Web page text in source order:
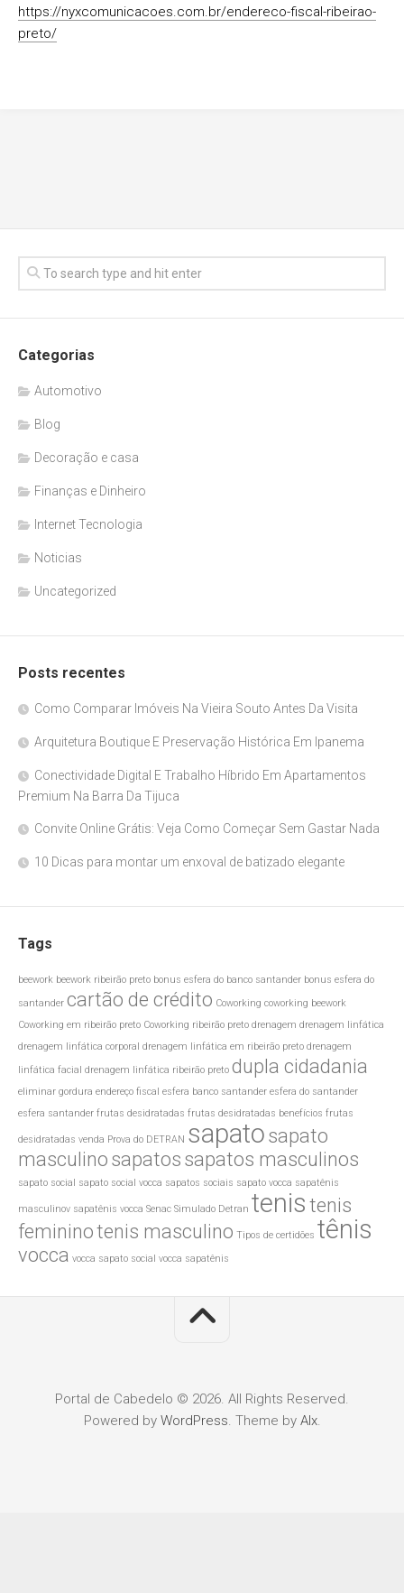
https://nyxcomunicacoes.com.br/endereco-fiscal-ribeirao-
preto/
Categorias
Automotivo
Blog
Decoração e casa
Finanças e Dinheiro
Internet Tecnologia
Noticias
Uncategorized
Posts recentes
Como Comparar Imóveis Na Vieira Souto Antes Da Visita
Arquitetura Boutique E Preservação Histórica Em Ipanema
Conectividade Digital E Trabalho Híbrido Em Apartamentos
Premium Na Barra Da Tijuca
Convite Online Grátis: Veja Como Começar Sem Gastar Nada
10 Dicas para montar um enxoval de batizado elegante
Tags
beework beework ribeirão preto bonus esfera do banco santander bonus esfera do
santander cartão de crédito Coworking coworking beework
Coworking em ribeirão preto Coworking ribeirão preto drenagem drenagem linfática
drenagem linfática corporal drenagem linfática em ribeirão preto drenagem
linfática facial drenagem linfática ribeirão preto dupla cidadania
eliminar gordura endereço fiscal esfera banco santander esfera do santander
esfera santander frutas desidratadas frutas desidratadas benefícios frutas
desidratadas venda Prova do DETRAN sapato sapato
masculino sapatos sapatos masculinos
sapato social sapato social vocca sapatos sociais sapato vocca sapatênis
masculinov sapatênis vocca Senac Simulado Detran tenis tenis
femininotenis masculino Tipos de certidões tênis
vocca vocca sapato social vocca sapatênis
Portal de Cabedelo © 2026. All Rights Reserved.
Powered by WordPress. Theme by Alx.